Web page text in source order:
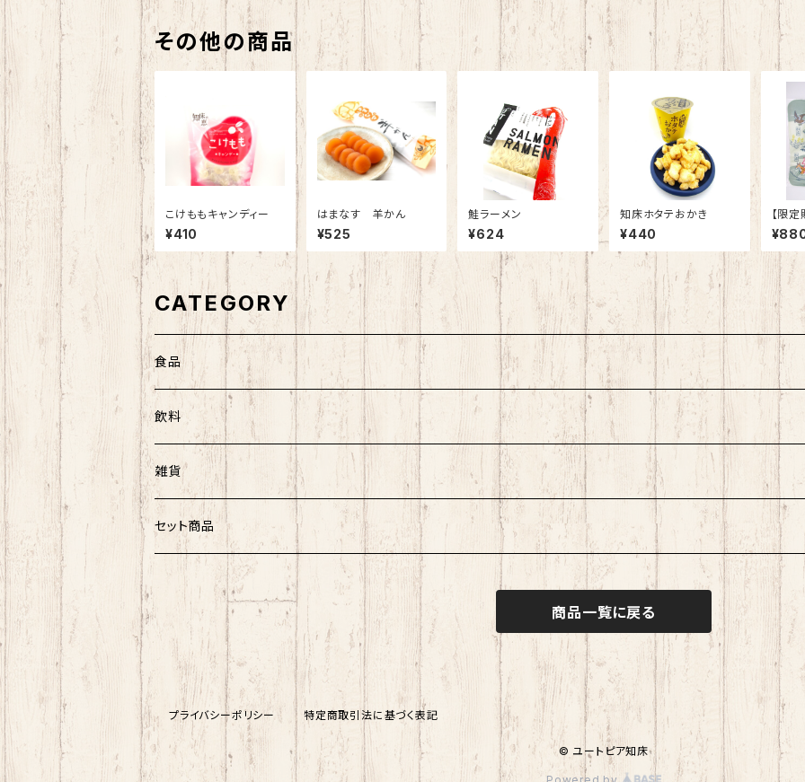
その他の商品
こけももキャンディー
¥410
はまなす 羊かん
¥525
鮭ラーメン
¥624
知床ホタテおかき
¥440
【限
ルハ
CATEGORY
食品
農海産物
菓子
菓子類
飲料
アルコール
ノンアルコール
雑貨
UTARI
知床トコさん
その他
セット商品
海産物セット
商品一覧に戻る
プライバシーポリシー 特定商取引法に基づく表記
© ユートピア知床